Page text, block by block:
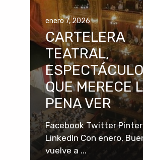
enero 7, 2026
CARTELERA
TEATRAL,
QUE MERECE
PENA VER
Facebook Twitter
LinkedIn Con enero,
vuelve a ...